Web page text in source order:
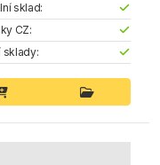
sklad:
CZ:
sklady: